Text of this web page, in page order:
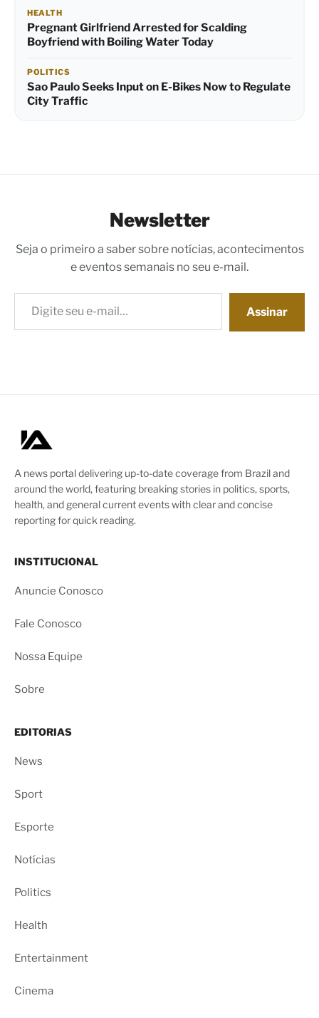
HEALTH
Pregnant Girlfriend Arrested for Scalding
Boyfriend with Boiling Water Today
POLITICS
Sao Paulo Seeks Input on E-Bikes Now to Regulate
City Traffic
Newsletter
Seja o primeiro a saber sobre notícias, acontecimentos
e eventos semanais no seu e-mail.
Digite seu e-mail…
Assinar
A news portal delivering up-to-date coverage from Brazil and
around the world, featuring breaking stories in politics, sports,
health, and general current events with clear and concise
reporting for quick reading.
INSTITUCIONAL
Anuncie Conosco
Fale Conosco
Nossa Equipe
Sobre
EDITORIAS
News
Sport
Esporte
Notícias
Politics
Health
Entertainment
Cinema